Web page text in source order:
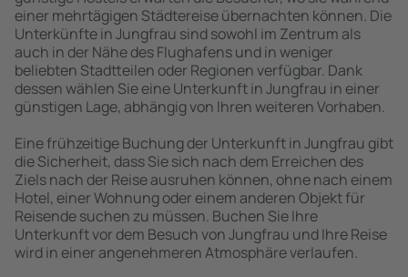
einer mehrtägigen Städtereise übernachten können. Die
Unterkünfte in Jungfrau sind sowohl im Zentrum als
auch in der Nähe des Flughafens und in weniger
beliebten Stadtteilen oder Regionen verfügbar. Dank
dessen wählen Sie eine Unterkunft in Jungfrau in einer
günstigen Lage, abhängig von Ihren weiteren Vorhaben.
Eine frühzeitige Buchung der Unterkunft in Jungfrau gibt
die Sicherheit, dass Sie sich nach dem Erreichen des
Ziels nach der Reise ausruhen können, ohne nach einem
Hotel, einer Wohnung oder einem anderen Objekt für
Reisende suchen zu müssen. Buchen Sie Ihre
Unterkunft vor dem Besuch von Jungfrau und Ihre Reise
wird in einer angenehmeren Atmosphäre verlaufen.